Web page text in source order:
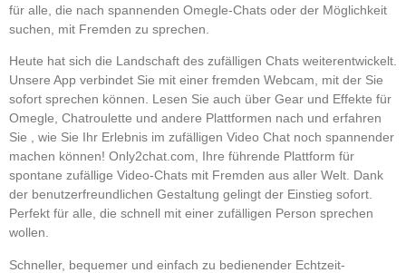
für alle, die nach spannenden Omegle-Chats oder der Möglichkeit
suchen, mit Fremden zu sprechen.
Heute hat sich die Landschaft des zufälligen Chats weiterentwickelt.
Unsere App verbindet Sie mit einer fremden Webcam, mit der Sie
sofort sprechen können. Lesen Sie auch über Gear und Effekte für
Omegle, Chatroulette und andere Plattformen nach und erfahren
Sie , wie Sie Ihr Erlebnis im zufälligen Video Chat noch spannender
machen können! Only2chat.com, Ihre führende Plattform für
spontane zufällige Video-Chats mit Fremden aus aller Welt. Dank
der benutzerfreundlichen Gestaltung gelingt der Einstieg sofort.
Perfekt für alle, die schnell mit einer zufälligen Person sprechen
wollen.
Schneller, bequemer und einfach zu bedienender Echtzeit-